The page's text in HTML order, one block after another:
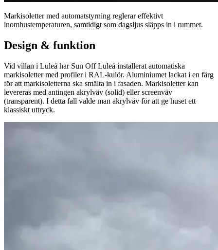
Markisoletter med automatstyrning reglerar effektivt
inomhustemperaturen, samtidigt som dagsljus släpps in i rummet.
Design & funktion
Vid villan i Luleå har Sun Off Luleå installerat automatiska
markisoletter med profiler i RAL-kulör. Aluminiumet lackat i en färg
för att markisoletterna ska smälta in i fasaden. Markisoletter kan
levereras med antingen akrylväv (solid) eller screenväv
(transparent). I detta fall valde man akrylväv för att ge huset ett
klassiskt uttryck.